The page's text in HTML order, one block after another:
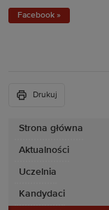
Strona główna
Aktualności
Uczelnia
Kandydaci
Facebook »
Drukuj